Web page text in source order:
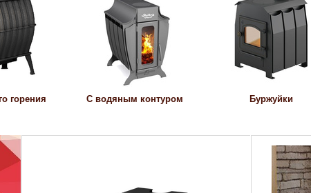
горения С водяным контуром Буржуйки